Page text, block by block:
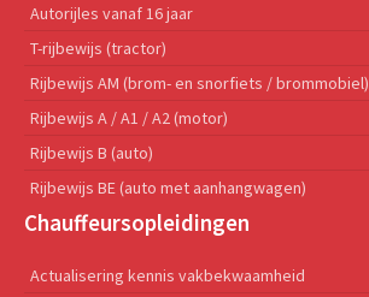
Autorijles vanaf 16 jaar
T-rijbewijs (tractor)
Rijbewijs AM (brom- en snorfiets / brommobiel)
Rijbewijs A / A1 / A2 (motor)
Rijbewijs B (auto)
Rijbewijs BE (auto met aanhangwagen)
Chauffeursopleidingen
Actualisering kennis vakbekwaamheid